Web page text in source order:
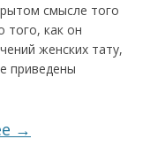
смысле того
того, как он
женских тату,
приведены
→